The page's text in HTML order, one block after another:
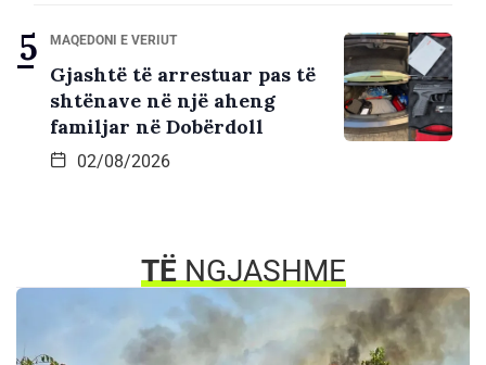
MAQEDONI E VERIUT
Gjashtë të arrestuar pas të
shtënave në një aheng
familjar në Dobërdoll
02/08/2026
TËNGJASHME